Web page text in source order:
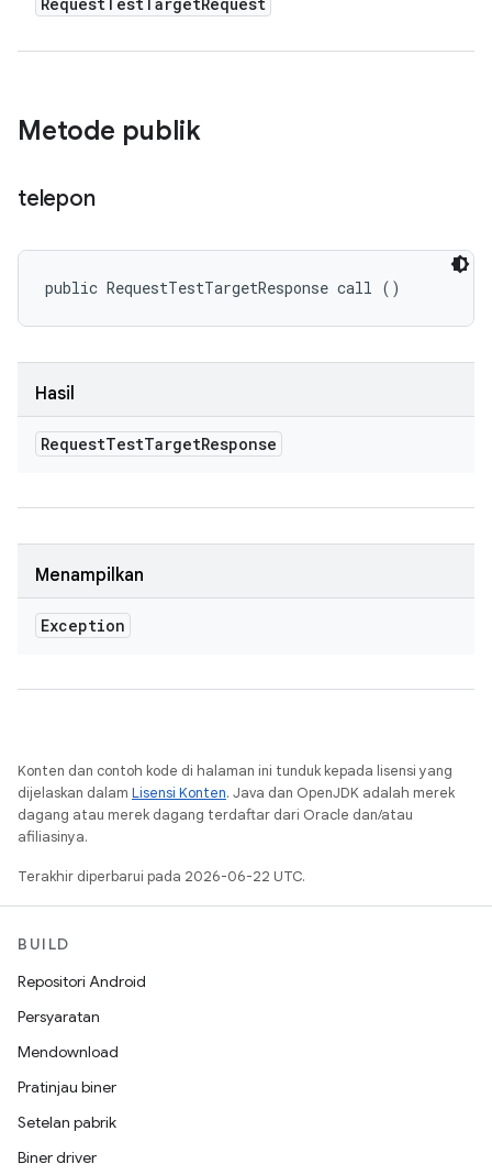
Metode publik
telepon
public RequestTestTargetResponse call ()
Hasil
RequestTestTargetResponse
Menampilkan
Exception
Konten dan contoh kode di halaman ini tunduk kepada lisensi yang
dijelaskan dalam Lisensi Konten. Java dan OpenJDK adalah merek
dagang atau merek dagang terdaftar dari Oracle dan/atau
afiliasinya.
Terakhir diperbarui pada 2026-06-22 UTC.
BUILD
Repositori Android
Persyaratan
Mendownload
Pratinjau biner
Setelan pabrik
Biner driver